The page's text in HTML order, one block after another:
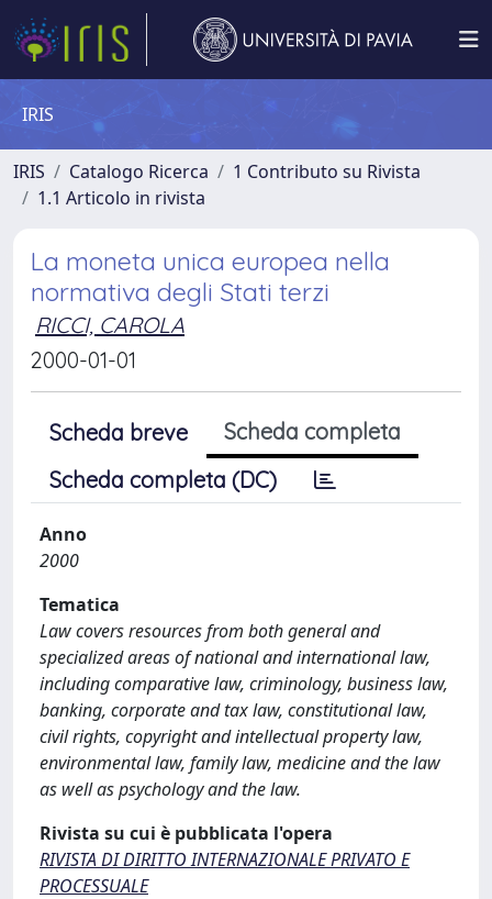
IRIS
IRIS Catalogo Ricerca
1 Contributo su Rivista
1.1 Articolo in rivista
La moneta unica europea nella
normativa degli Stati terzi
RICCI, CAROLA
2000-01-01
Scheda breve
Scheda completa
Scheda completa (DC)
Anno
2000
Tematica
Law covers resources from both general and
specialized areas of national and international law,
including comparative law, criminology, business law,
banking, corporate and tax law, constitutional law,
civil rights, copyright and intellectual property law,
environmental law, family law, medicine and the law
as well as psychology and the law.
Rivista su cui è pubblicata l'opera
RIVISTA DI DIRITTO INTERNAZIONALE PRIVATO E
PROCESSUALE